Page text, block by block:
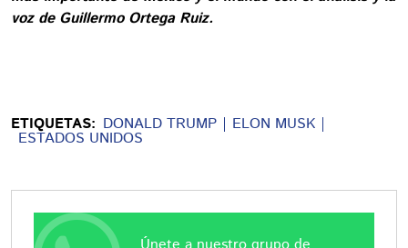
voz de Guillermo Ortega Ruiz.
ETIQUETAS: DONALD TRUMP ELON MUSK
ESTADOS UNIDOS